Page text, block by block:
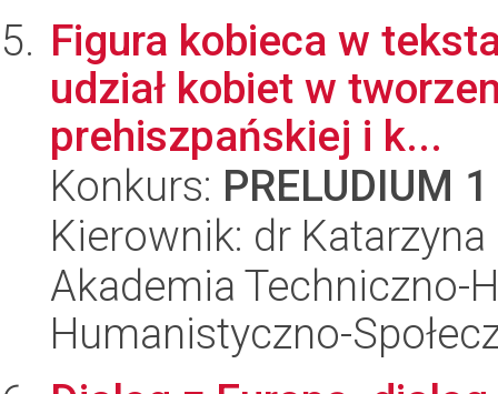
Figura kobieca w
udział kobiet w
prehiszpańskiej i k...
Konkurs: PRELUDIUM 1
Kierownik: dr
Akademia Techniczno-
Humanistyczno-